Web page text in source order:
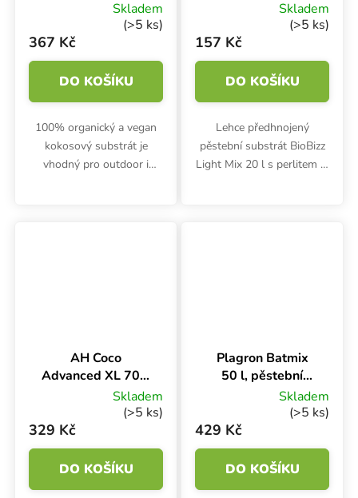
substrátSkladem
(>5 ks)
367 Kč
DO KOŠÍKU
100% organický a vegan
kokosový substrát je
vhodný pro outdoor i
substrátSkladem
(>5 ks)
157 Kč
DO KOŠÍKU
Lehce předhnojený
pěstební substrát BioBizz
Light Mix 20 l s perlitem je
AH Coco
Advanced XL 70 l,
kokosový substrát
Skladem
(>5 ks)
329 Kč
DO KOŠÍKU
Plagron Batmix
50 l, pěstební
substrátSkladem
(>5 ks)
429 Kč
DO KOŠÍKU